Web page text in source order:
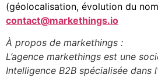
(géolocalisation, évolution du
contact@markethings.io
À propos de markethings :
L’agence markethings est une
Intelligence B2B spécialisée dans